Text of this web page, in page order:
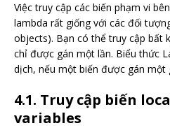
Việc truy cập các biến phạm vi
lambda rất giống với các đối
objects). Bạn có thể truy cập bất
chỉ được gán một lần. Biểu thức
dịch, nếu một biến được gán một
4.1. Truy cập biến
variables